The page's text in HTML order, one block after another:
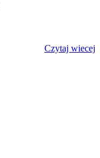
Czytaj wiecej